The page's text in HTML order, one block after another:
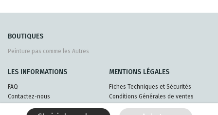
BOUTIQUES
Peinture pas comme les Autres
LES INFORMATIONS
FAQ
Contactez-nous
MENTIONS LÉGALES
Fiches Techniques et Sécurités
Conditions Générales de ventes